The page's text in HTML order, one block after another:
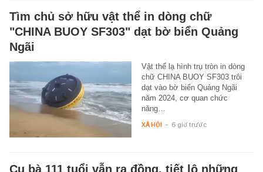
Tìm chủ sở hữu vật thể in dòng chữ
"CHINA BUOY SF303" dạt bờ biển Quảng
Ngãi
Vật thể lạ hình trụ tròn in dòng
chữ CHINA BUOY SF303 trôi
dạt vào bờ biển Quảng Ngãi
năm 2024, cơ quan chức
năng…
XÃ HỘI - 6 giờ trước
Cụ bà 111 tuổi vẫn ra đồng, tiết lộ những